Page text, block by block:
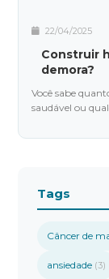
22/04/2025
Construir
demora?
Você sabe
saudável ou
Tags
Câncer de
ansiedade (3)